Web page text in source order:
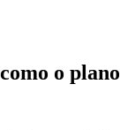
o